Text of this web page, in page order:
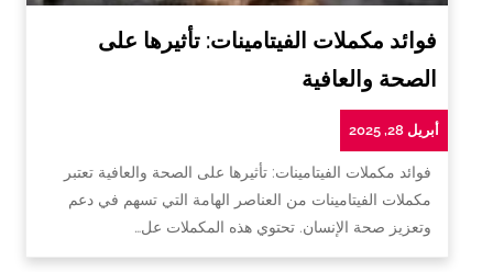
فوائد مكملات الفيتامينات: تأثيرها على
الصحة والعافية
أبريل 28, 2025
فوائد مكملات الفيتامينات: تأثيرها على الصحة والعافية تعتبر
مكملات الفيتامينات من العناصر الهامة التي تسهم في دعم
وتعزيز صحة الإنسان. تحتوي هذه المكملات عل…